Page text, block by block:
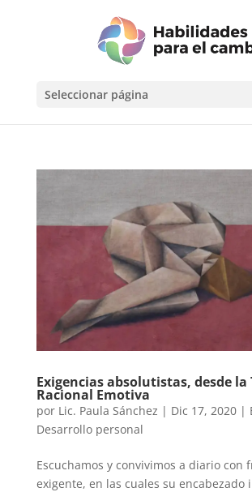
Seleccionar página
Exigencias absolutistas, desde la
Racional Emotiva
por Lic. Paula Sánchez | Dic 17, 2020|
Desarrollo personal
Escuchamos y convivimos a diario con
exigente, en las cuales su encabezado